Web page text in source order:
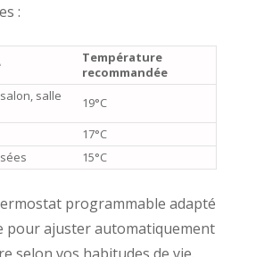
:
Température
recommandée
salle
19°C
17°C
15°C
programmable adapté
pour ajuster automatiquement